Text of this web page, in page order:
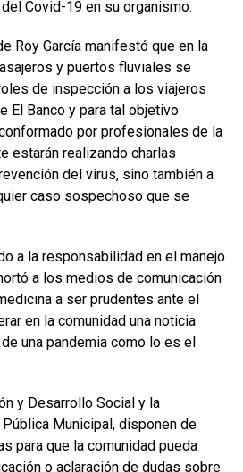
Covid-19 en su organismo.
Roy García manifestó que en la
y puertos fluviales se
de inspección a los viajeros
El Banco y para tal objetivo
por profesionales de la
estarán realizando charlas
del virus, sino también a
caso sospechoso que se
a la responsabilidad en el manejo
a los medios de comunicación
a ser prudentes ante el
en la comunidad una noticia
una pandemia como lo es el
y Desarrollo Social y la
Municipal, disponen de
para que la comunidad pueda
o aclaración de dudas sobre